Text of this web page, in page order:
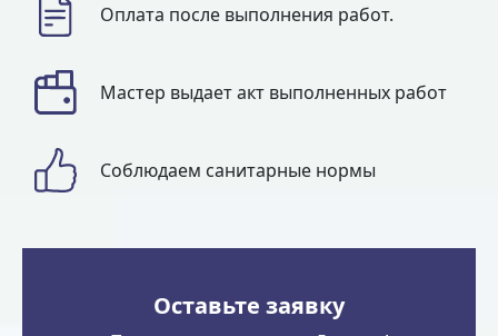
Оплата после выполнения работ.
Мастер выдает акт выполненных работ
Соблюдаем санитарные нормы
Оставьте заявку